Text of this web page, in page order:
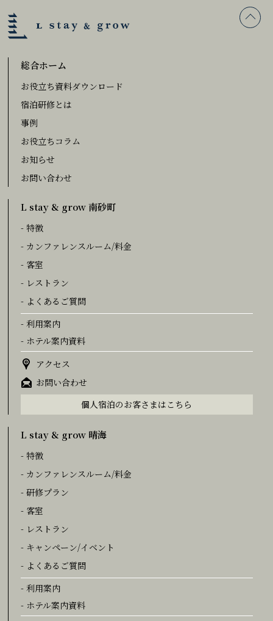
総合ホーム
お役立ち資料ダウンロード
宿泊研修とは
事例
お役立ちコラム
お知らせ
お問い合わせ
L stay & grow 南砂町
- 特徴
- カンファレンスルーム/料金
- 客室
- レストラン
- よくあるご質問
- 利用案内
- ホテル案内資料
アクセス
お問い合わせ
個人宿泊のお客さまはこちら
L stay & grow 晴海
- 特徴
- カンファレンスルーム/料金
- 研修プラン
- 客室
- レストラン
- キャンペーン/イベント
- よくあるご質問
- 利用案内
- ホテル案内資料